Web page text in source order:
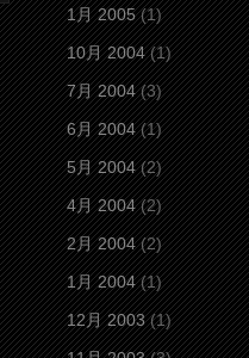
1月 2005(1)
10月 2004(1)
7月 2004(3)
6月 2004(1)
5月 2004(2)
4月 2004(2)
2月 2004(2)
1月 2004(1)
12月 2003(1)